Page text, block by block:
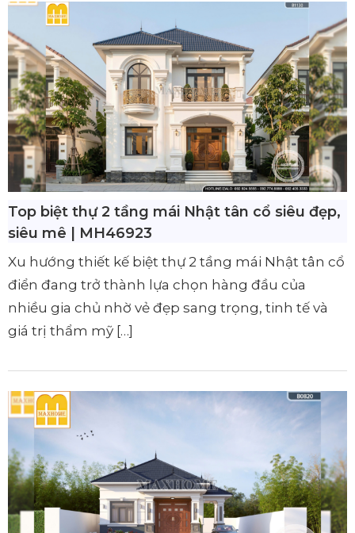
Top biệt thự 2 tầng mái Nhật tân cổ siêu đẹp,
siêu mê | MH46923
Xu hướng thiết kế biệt thự 2 tầng mái Nhật tân cổ
điển đang trở thành lựa chọn hàng đầu của
nhiều gia chủ nhờ vẻ đẹp sang trọng, tinh tế và
giá trị thẩm mỹ […]